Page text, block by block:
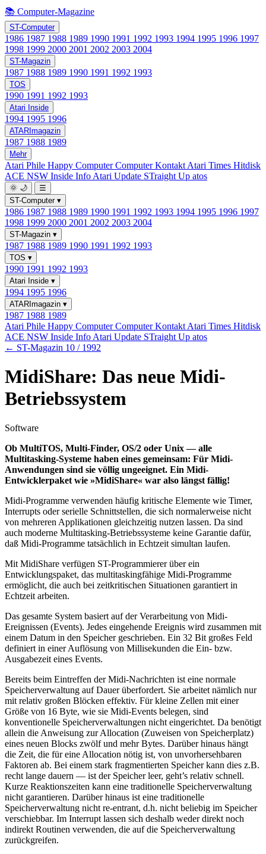
📚 Computer-Magazine
ST-Computer
1986 1987 1988 1989 1990 1991 1992 1993 1994 1995 1996 1997
1998 1999 2000 2001 2002 2003 2004
ST-Magazin
1987 1988 1989 1990 1991 1992 1993
TOS
1990 1991 1992 1993
Atari Inside
1994 1995 1996
ATARImagazin
1987 1988 1989
Mehr
Atari Phile Happy ComputerComputer Kontakt Atari Times Hitdisk
ACE NSW Inside Info Atari Update STraight Up atos
🌞 🌙
☰
ST-Computer ▾
1986 1987 1988 1989 1990 1991 1992 1993 1994 1995 1996 1997
1998 1999 2000 2001 2002 2003 2004
ST-Magazin ▾
1987 1988 1989 1990 1991 1992 1993
TOS ▾
1990 1991 1992 1993
Atari Inside ▾
1994 1995 1996
ATARImagazin ▾
1987 1988 1989
Atari Phile Happy ComputerComputer Kontakt Atari Times Hitdisk
ACE NSW Inside Info Atari Update STraight Up atos
← ST-Magazin 10 / 1992
MidiShare: Das neue Midi-
Betriebssystem
Software
Ob MultiTOS, Multi-Finder, OS/2 oder Unix — alle
Multitasking-Systeme haben eines gemeinsam: Für Midi-
Anwendungen sind sie völlig ungeeignet. Ein Midi-
Entwicklerpaket wie »MidiShare« war also längst fällig!
Midi-Programme verwenden häufig kritische Elemente wie Timer,
Interrupts oder serielle Schnittstellen, die sich normalerweise nicht
von mehreren Applikationen gleichzeitig nutzen lassen. Da sind
auch moderne Multitasking-Betriebssysteme keine Garantie dafür,
daß Midi-Programme tatsächlich in Echtzeit simultan laufen.
Mit MidiShare verfügen ST-Programmierer über ein
Entwicklungspaket, das multitaskingfähige Midi-Programme
ermöglicht, die auch bei zeitkritischen Situationen garantiert in
Echtzeit arbeiten.
Das gesamte System basiert auf der Verarbeitung von Midi-
Ereignissen (Events). Jedes eingehende Ereignis wird zusammen mit
einem Datum in den Speicher geschrieben. Ein 32 Bit großes Feld
definiert in einer Auflösung von Millisekunden die Ein- bzw.
Ausgabezeit eines Events.
Bereits beim Eintreffen der Midi-Nachrichten ist eine normale
Speicherverwaltung auf Dauer überfordert. Sie arbeitet nämlich nur
mit relativ großen Blöcken effektiv. Für kleine Zellen mit einer
Größe von 16 Byte, wie sie Midi-Events belegen, sind
konventionelle Speicherverwaltungen nicht eingerichtet. Da benötigt
allein die Anweisung zur Allocation (Zuweisen von Speicherplatz)
eines neuen Blocks zwölf und mehr Bytes. Darüber hinaus hängt
die Zeit, die für eine Allocation nötig ist, von unvorhersehbaren
Faktoren ab. Bei einem stark fragmentierten Speicher kann dies z.B.
recht lange dauern — ist der Speicher leer, geht’s relativ schnell.
Kurze Reaktionszeiten kann eine traditionelle Speicherverwaltung
nicht garantieren. Darüber hinaus ist eine traditionelle
Speicherverwaltung nicht re-entrant, d.h. nicht beliebig im Speicher
verschiebbar. Im Interrupt lassen sich deshalb weder direkt noch
indirekt Routinen verwenden, die auf die Speicherverwaltung
zurückgreifen.